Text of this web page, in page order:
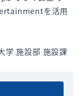
を活用
学 施設部 施設課